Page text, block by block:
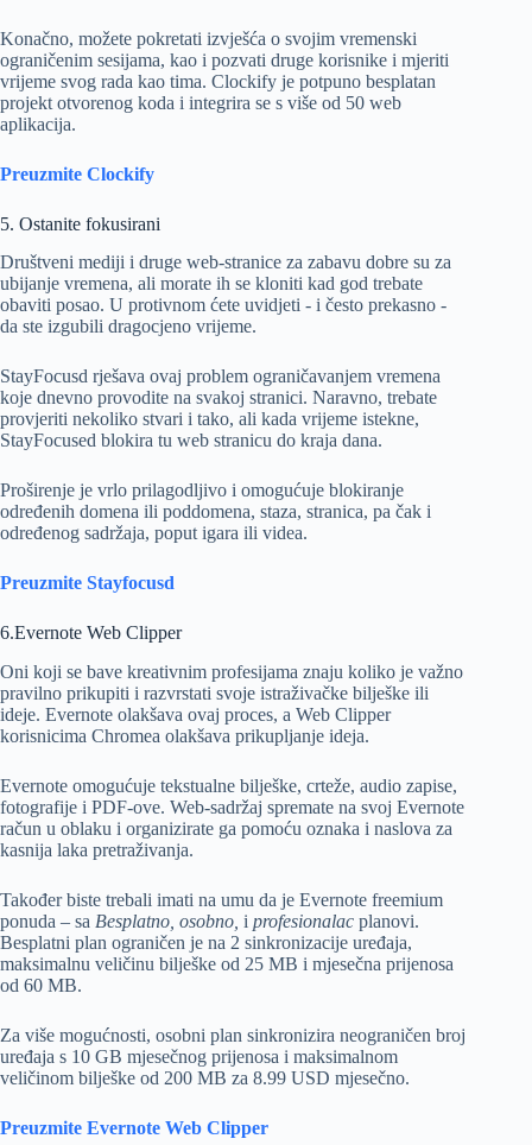
Konačno, možete pokretati izvješća o svojim vremenski
ograničenim sesijama, kao i pozvati druge korisnike i mjeriti
vrijeme svog rada kao tima. Clockify je potpuno besplatan
projekt otvorenog koda i integrira se s više od 50 web
aplikacija.
Preuzmite Clockify
5. Ostanite fokusirani
Društveni mediji i druge web-stranice za zabavu dobre su za
ubijanje vremena, ali morate ih se kloniti kad god trebate
obaviti posao. U protivnom ćete uvidjeti - i često prekasno -
da ste izgubili dragocjeno vrijeme.
StayFocusd rješava ovaj problem ograničavanjem vremena
koje dnevno provodite na svakoj stranici. Naravno, trebate
provjeriti nekoliko stvari i tako, ali kada vrijeme istekne,
StayFocused blokira tu web stranicu do kraja dana.
Proširenje je vrlo prilagodljivo i omogućuje blokiranje
određenih domena ili poddomena, staza, stranica, pa čak i
određenog sadržaja, poput igara ili videa.
Preuzmite Stayfocusd
6.Evernote Web Clipper
Oni koji se bave kreativnim profesijama znaju koliko je važno
pravilno prikupiti i razvrstati svoje istraživačke bilješke ili
ideje. Evernote olakšava ovaj proces, a Web Clipper
korisnicima Chromea olakšava prikupljanje ideja.
Evernote omogućuje tekstualne bilješke, crteže, audio zapise,
fotografije i PDF-ove. Web-sadržaj spremate na svoj Evernote
račun u oblaku i organizirate ga pomoću oznaka i naslova za
kasnija laka pretraživanja.
Također biste trebali imati na umu da je Evernote freemium
ponuda – sa Besplatno, osobno, i profesionalac planovi.
Besplatni plan ograničen je na 2 sinkronizacije uređaja,
maksimalnu veličinu bilješke od 25 MB i mjesečna prijenosa
od 60 MB.
Za više mogućnosti, osobni plan sinkronizira neograničen broj
uređaja s 10 GB mjesečnog prijenosa i maksimalnom
veličinom bilješke od 200 MB za 8.99 USD mjesečno.
Preuzmite Evernote Web Clipper